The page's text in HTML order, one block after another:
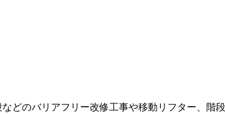
どのバリアフリー改修工事や移動リフター、階